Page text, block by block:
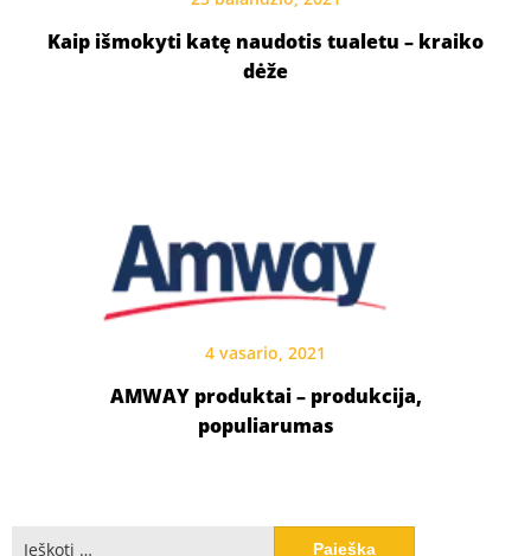
Kaip išmokyti katę naudotis tualetu – kraiko
dėže
4 vasario, 2021
AMWAY produktai – produkcija,
populiarumas
Ieškoti: